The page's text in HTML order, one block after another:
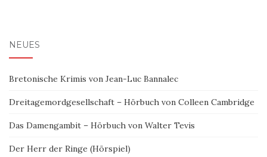
NEUES
Bretonische Krimis von Jean-Luc Bannalec
Dreitagemordgesellschaft – Hörbuch von Colleen Cambridge
Das Damengambit – Hörbuch von Walter Tevis
Der Herr der Ringe (Hörspiel)